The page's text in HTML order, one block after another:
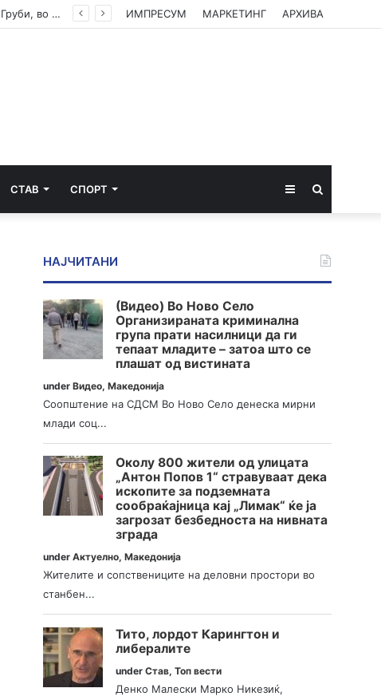
До 22 август Обвинителството треба да одлучи дали ќе подигне обвинение против Груби, во спротивно му се укинува куќниот притвор ИМПРЕСУМ МАРКЕТИНГ АРХИВА
СТАВ СПОРТ Sidebar
НАЈЧИТАНИ
(Видео) Во Ново Село
Организираната криминална
група прати насилници да ги
тепаат младите – затоа што се
плашат од вистината
underВидео,Македонија
Соопштение на СДСМ Во Ново Село денеска мирни
млади соц...
Околу 800 жители од улицата
„Антон Попов 1“ стравуваат дека
ископите за подземната
сообраќајница кај „Лимак“ ќе ја
загрозат безбедноста на нивната
зграда
underАктуелно,Македонија
Жителите и сопствениците на деловни простори во
станбен...
Тито, лордот Карингтон и
либералите
underСтав,Топ вести
Денко Малески Марко Никезиќ,